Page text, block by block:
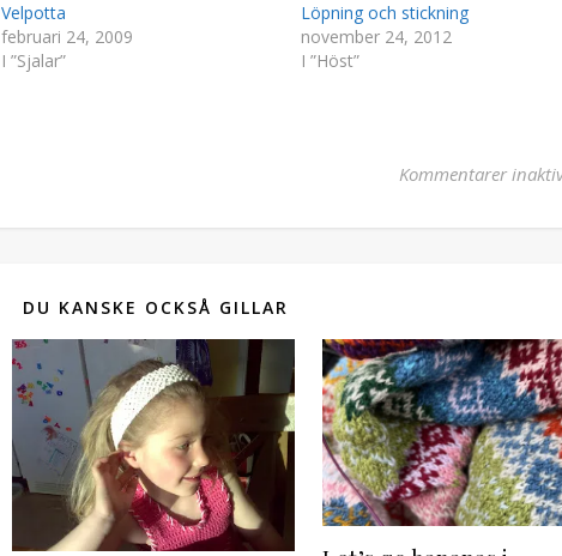
Velpotta
februari 24, 2009
I ”Sjalar”
Löpning och stickning
november 24, 2012
I ”Höst”
Kommentarer
DU KANSKE OCKSÅ GILLAR